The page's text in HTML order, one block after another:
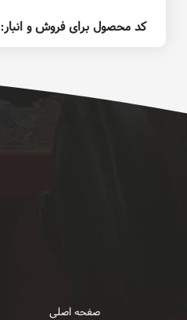
کد محصول برای فروش و انبار:
صفحه اصلی